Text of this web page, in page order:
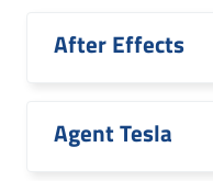
After Effects
Agent Tesla